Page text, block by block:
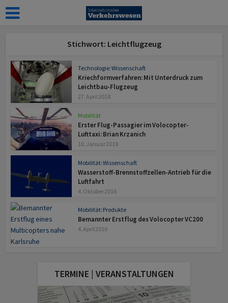
Stichwort: Leichtflugzeug
Technologie: Wissenschaft
Kriechformverfahren: Mit Unterdruck zum
Leichtbau-Flugzeug
27. April 2018
Mobilität
Erster Flug-Passagier im Volocopter-
Lufttaxi: Brian Krzanich
10. Januar 2018
Mobilität: Wissenschaft
Wasserstoff-Brennstoffzellen-Antrieb für die
Luftfahrt
4. Oktober 2016
Mobilität: Produkte
Bemannter Erstflug des Volocopter VC200
4. April 2016
TERMINE | VERANSTALTUNGEN